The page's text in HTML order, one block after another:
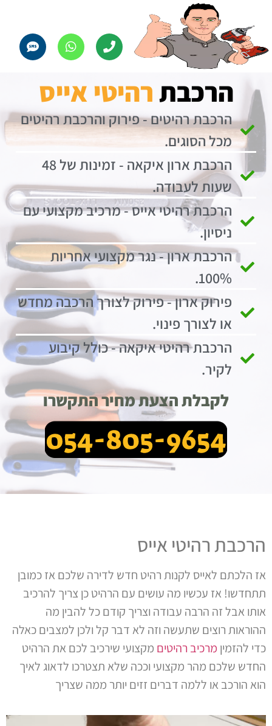
הרכבתרהיטי אייס
הרכבת רהיטים - פירוק והרכבת רהיטים
מכל הסוגים.
הרכבת ארון איקאה - זמינות של 48
שעות לעבודה.
הרכבת רהיטי אייס - מרכיב מקצועי עם
ניסיון.
הרכבת ארון - נגר מקצועי אחריות
100%.
פירוק ארון - פירוק לצורך הרכבה מחדש
או לצורך פינוי.
הרכבת רהיטי איקאה - כולל קיבוע
לקיר.
לקבלת הצעת מחיר התקשרו
הרכבת רהיטי אייס
אז הלכתם לאייס לקנות רהיט חדש לדירה שלכם אז כמובן
תתחדשו! אז עכשיו מה עושים עם הרהיט כן צריך להרכיב
אותו אבל זה הרבה עבודה וצריך קודם כל להבין מה
ההוראות רוצים שתעשה וזה לא דבר קל ולכן למצבים כאלה
כדי להזמין מרכיב רהיטים מקצועי שירכיב לכם את הרהיט
החדש שלכם מהר מקצועי וככה שלא תצטרכו לדאוג לאיך
הוא הורכב או ללמה דברים זזים יותר ממה שצריך